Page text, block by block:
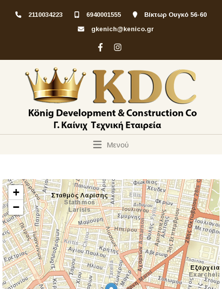
2110034223 6940001555
Βίκτωρ Ουγκό 56-60
gkenich@kenico.gr
Μενού
+
−